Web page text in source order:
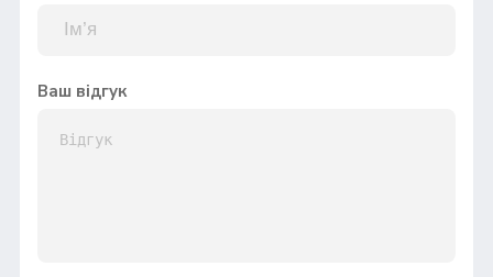
Ваш відгук